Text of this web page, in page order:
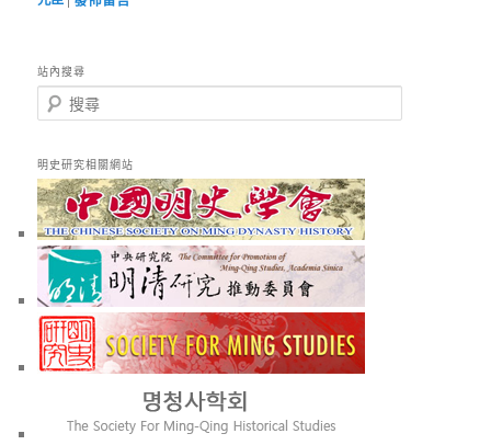
站內搜尋
搜
尋
明史研究相關網站